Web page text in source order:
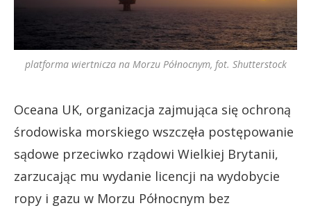
platforma wiertnicza na Morzu Północnym, fot. Shutterstock
Oceana UK, organizacja zajmująca się ochroną
środowiska morskiego wszczęła postępowanie
sądowe przeciwko rządowi Wielkiej Brytanii,
zarzucając mu wydanie licencji na wydobycie
ropy i gazu w Morzu Północnym bez